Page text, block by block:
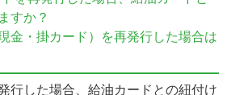
すか？
金・掛カード）を再発行した場合は
行した場合、給油カードとの紐付け